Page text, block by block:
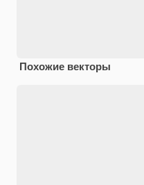
Похожие векторы